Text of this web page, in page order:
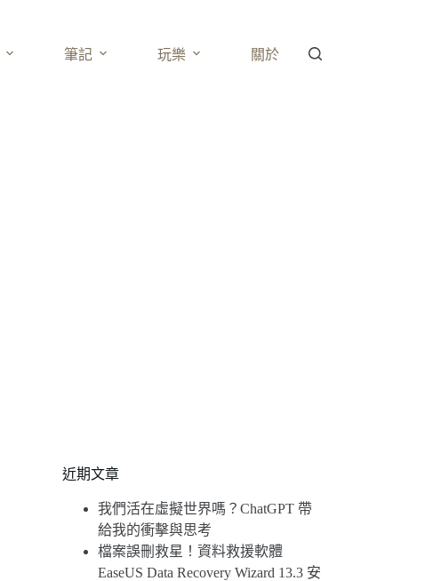
筆記 玩樂 關於
近期文章
我們活在虛擬世界嗎？ChatGPT 帶
給我的衝擊與思考
檔案誤刪救星！資料救援軟體
EaseUS Data Recovery Wizard 13.3 安